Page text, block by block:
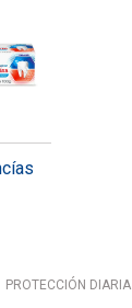
PROTECCIÓN DIARIA